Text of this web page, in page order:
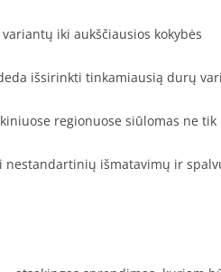
iki aukščiausios kokybės
išsirinkti tinkamiausią durų
regionuose siūlomas ne tik
nestandartinių išmatavimų ir